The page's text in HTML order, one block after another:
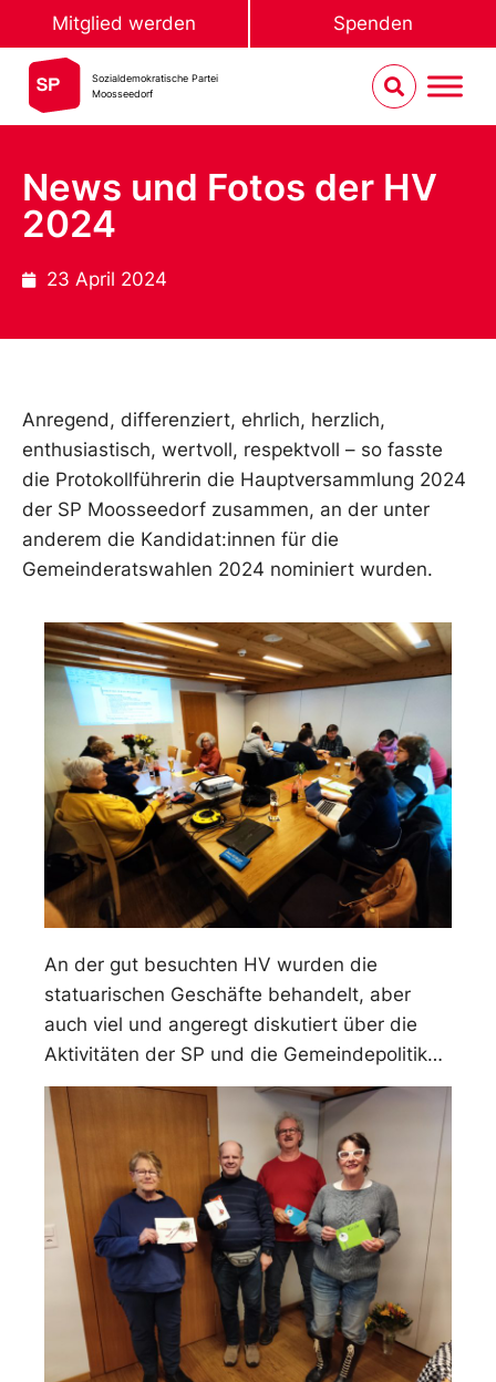
Mitglied werden Spenden
Sozialdemokratische Partei
Moosseedorf
News und Fotos der HV
2024
23 April 2024
Anregend, differenziert, ehrlich, herzlich,
enthusiastisch, wertvoll, respektvoll – so fasste
die Protokollführerin die Hauptversammlung 2024
der SP Moosseedorf zusammen, an der unter
anderem die Kandidat:innen für die
Gemeinderatswahlen 2024 nominiert wurden.
An der gut besuchten HV wurden die
statuarischen Geschäfte behandelt, aber
auch viel und angeregt diskutiert über die
Aktivitäten der SP und die Gemeindepolitik…